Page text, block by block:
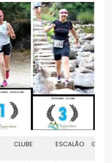
CLUBE ESCALÃO